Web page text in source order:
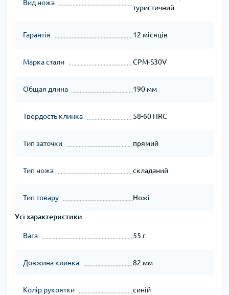
Вид ножа
туристичний
Гарантія 12 місяців
Марка стали CPM-S30V
Общая длина 190 мм
Твердость клинка 58-60 HRC
Тип заточки прямий
Тип ножа складаний
Тип товару Ножі
Усі характеристики
Вага 55 г
Довжина клинка 82 мм
Колір рукоятки синій